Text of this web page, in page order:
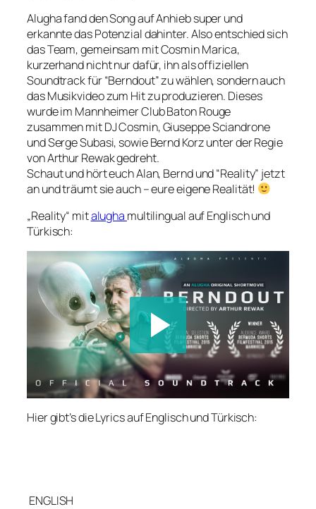
Alugha fand den Song auf Anhieb super und
erkannte das Potenzial dahinter. Also entschied sich
das Team, gemeinsam mit Cosmin Marica,
kurzerhand nicht nur dafür, ihn als offiziellen
Soundtrack für “Berndout” zu wählen, sondern auch
das Musikvideo zum Hit zu produzieren. Dieses
wurde im Mannheimer Club Baton Rouge
zusammen mit DJ Cosmin, Giuseppe Sciandrone
und Serge Subasi, sowie Bernd Korz unter der Regie
von Arthur Rewak gedreht.
Schaut und hört euch Alan, Bernd und “Reality” jetzt
an und träumt sie auch – eure eigene Realität!
„Reality“ mitalugha multilingual auf Englisch und
Türkisch:
Hier gibt’s die Lyrics auf Englisch und Türkisch:
ENGLISH